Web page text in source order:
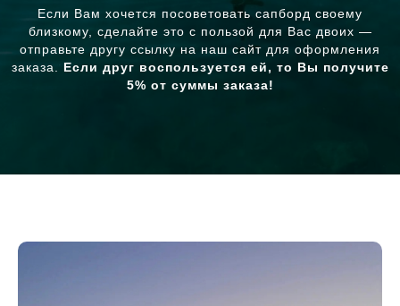
Если Вам хочется посоветовать сапборд своему
близкому, сделайте это с пользой для Вас двоих —
отправьте другу ссылку на наш сайт для оформления
заказа.
Если друг воспользуется ей, то Вы получите
5% от суммы заказа!